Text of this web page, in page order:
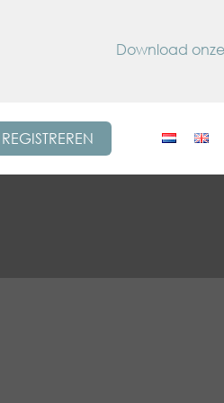
Download
REGISTREREN